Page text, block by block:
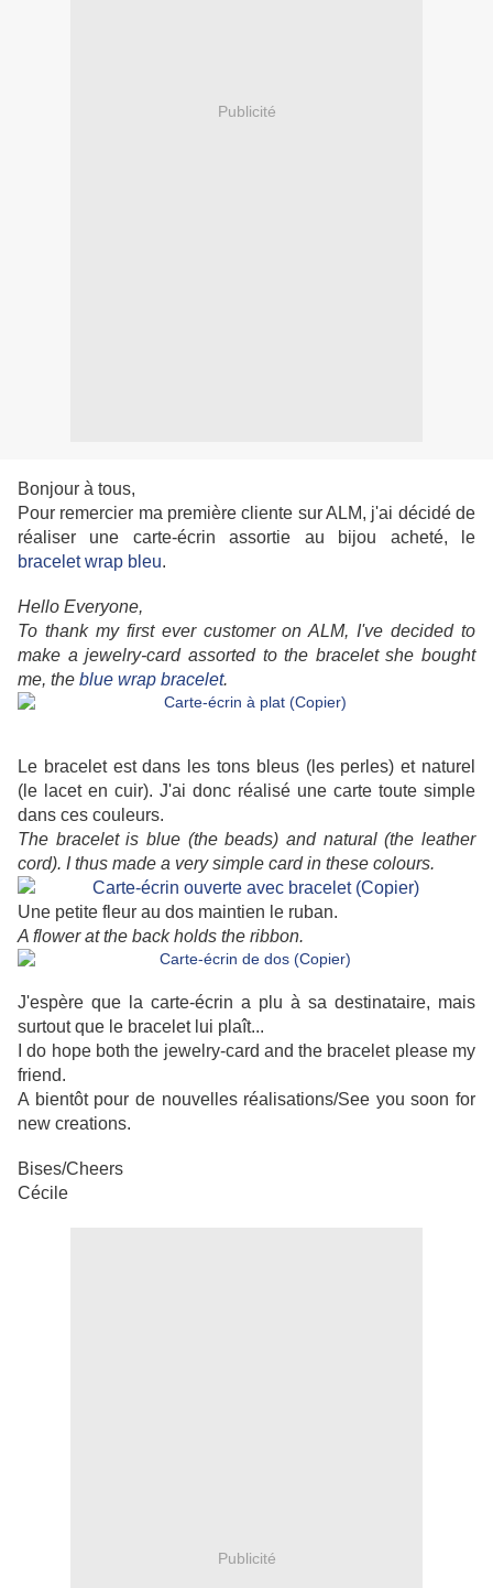
Publicité
Bonjour à tous,
Pour remercier ma première cliente sur ALM, j'ai décidé de
réaliser une carte-écrin assortie au bijou acheté, le
bracelet wrap bleu.
Hello Everyone,
To thank my first ever customer on ALM, I've decided to
make a jewelry-card assorted to the bracelet she bought
me, the blue wrap bracelet.
Le bracelet est dans les tons bleus (les perles) et naturel
(le lacet en cuir). J'ai donc réalisé une carte toute simple
dans ces couleurs.
The bracelet is blue (the beads) and natural (the leather
cord). I thus made a very simple card in these colours.
Une petite fleur au dos maintien le ruban.
A flower at the back holds the ribbon.
J'espère que la carte-écrin a plu à sa destinataire, mais
surtout que le bracelet lui plaît...
I do hope both the jewelry-card and the bracelet please my
friend.
A bientôt pour de nouvelles réalisations/See you soon for
new creations.
Bises/Cheers
Cécile
Publicité